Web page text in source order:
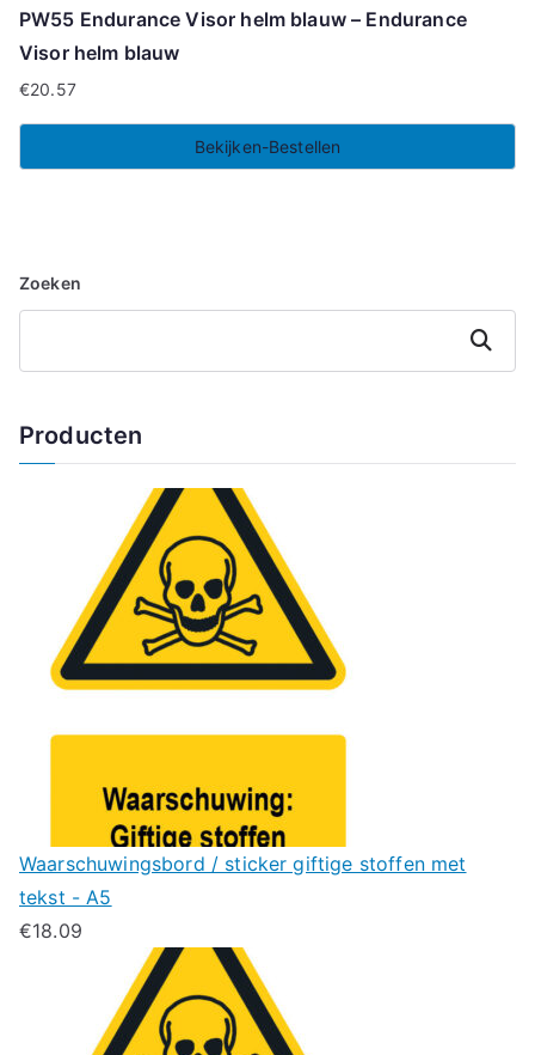
PW55 Endurance Visor helm blauw – Endurance
Visor helm blauw
€20.57
Bekijken-Bestellen
Zoeken
Zoeken
Producten
Waarschuwingsbord / sticker giftige stoffen met
tekst - A5
€18.09